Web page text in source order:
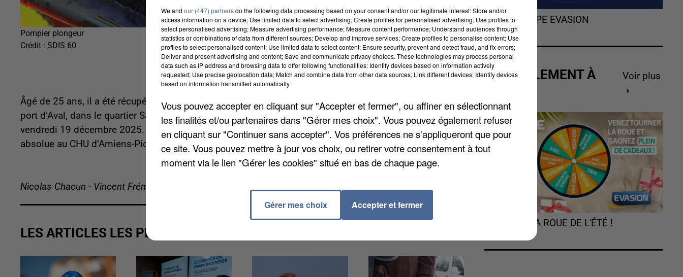
Pompier plongeur
Crédit : SDIS 60
Âgé de 25 ans, il a été récupéré dans le fleuve par les pompiers plongeurs au niveau du boulevard du
port d’Aval, dans le quartier Saint-Maurice près de l’école d’ingénieurs UnilaSalle, vers 3h du matin ce
vendredi 19 décembre 2025. La victime était en arrêt cardio-respiratoire et a été emmenée en urgence
absolue au CHU d’Amiens-Picardie. On ignore pour le moment les circonstances de sa chute.
Nicolas Chacun - Vincent Frémeaux
LES ARTICLES LES PLUS VUS
L'HOROSCOPE EVASION
ACTUELLEMENT À
Voir plus
TOURNEZ LA ROUE DE L'ÉTÉ !
We and our (447) partnersdo the following data processing based on your consent and/or our legitimate interest: Store and/or
access information on a device; Use limited data to select advertising; Create profiles for personalised advertising; Use profiles to
select personalised advertising; Measure advertising performance; Measure content performance; Understand audiences through
statistics or combinations of data from different sources; Develop and improve services; Create profiles to personalise content; Use
profiles to select personalised content; Use limited data to select content; Ensure security, prevent and detect fraud, and fix errors;
Deliver and present advertising and content; Save and communicate privacy choices. These technologies may process personal
data such as IP address and browsing data to offer following functionalities: Identify devices based on information actively
requested; Use precise geolocation data; Match and combine data from other data sources; Link different devices; Identify devices
based on information transmitted automatically.
Vous pouvez accepter en cliquant sur "Accepter et fermer", ou affiner en sélectionnant
les finalités et/ou partenaires dans "Gérer mes choix". Vous pouvez également refuser
en cliquant sur "Continuer sans accepter". Vos préférences ne s'appliqueront que pour
ce site. Vous pouvez mettre à jour vos choix, ou retirer votre consentement à tout
moment via le lien "Gérer les cookies" situé en bas de chaque page.
Gérer mes choix Accepter et fermer